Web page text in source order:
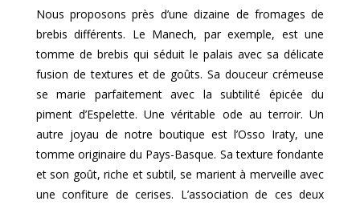
Nous proposons près d’une dizaine de fromages de
brebis différents. Le Manech, par exemple, est une
tomme de brebis qui séduit le palais avec sa délicate
fusion de textures et de goûts. Sa douceur crémeuse
se marie parfaitement avec la subtilité épicée du
piment d’Espelette. Une véritable ode au terroir. Un
autre joyau de notre boutique est l’Osso Iraty, une
tomme originaire du Pays-Basque. Sa texture fondante
et son goût, riche et subtil, se marient à merveille avec
une confiture de cerises. L’association de ces deux